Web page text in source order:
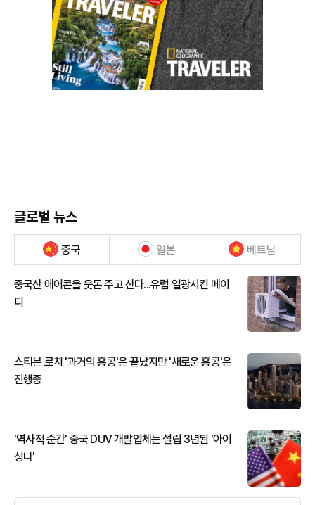
글로벌 뉴스
중국 일본 베트남
중국산 에어콘을 웃돈 주고 산다...유럽 열광시킨 메이
디
스티븐 로치 '과거의 홍콩'은 끝났지만 '새로운 홍콩'은
진행중
'역사적 순간' 중국 DUV 개발업체는 설립 3년된 '아이
성나'